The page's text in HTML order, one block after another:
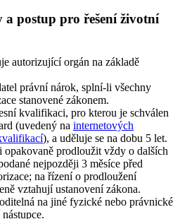
postup pro řešení životní
autorizující orgán na základě
právní nárok, splní-li všechny
stanovené zákonem.
kvalifikaci, pro kterou je schválen
(uvedený na internetových
), a uděluje se na dobu 5 let.
opakovaně prodloužit vždy o dalších
nejpozději 3 měsíce před
na řízení o prodloužení
vztahují ustanovení zákona.
na jiné fyzické nebo právnické